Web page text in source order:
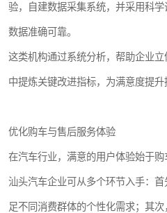
验，自建数据采集系统，并采用科
数据准确可靠。
这类机构通过系统分析，帮助企业
中提炼关键改进指标，为满意度提升
优化购车与售后服务体验
在汽车行业，满意的用户体验始于购
汕头汽车企业可从多个环节入手：
足不同消费群体的个性化需求；其